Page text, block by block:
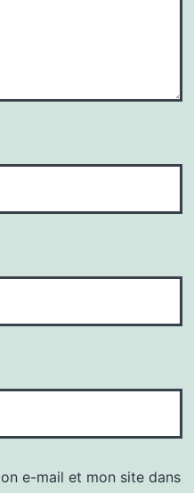
e-mail et mon site dans